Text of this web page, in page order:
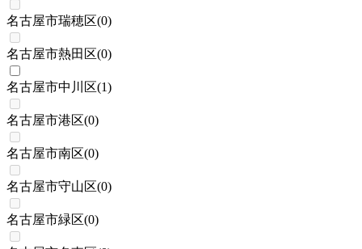
名古屋市瑞穂区(0)
名古屋市熱田区(0)
名古屋市中川区(1)
名古屋市港区(0)
名古屋市南区(0)
名古屋市守山区(0)
名古屋市緑区(0)